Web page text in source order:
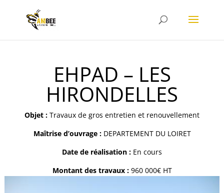
EHPAD – LES
HIRONDELLES
Objet : Travaux de gros entretien et renouvellement
Maîtrise d’ouvrage :DEPARTEMENT DU LOIRET
Date de réalisation : En cours
Montant des travaux :960 000€ HT